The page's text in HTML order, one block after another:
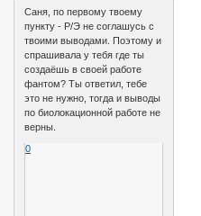
Саня, по первому твоему
пункту - Р/Э не соглашусь с
твоими выводами. Поэтому и
спрашивала у тебя где ты
создаёшь в своей работе
фантом? Ты ответил, тебе
это не нужно, тогда и выводы
по биолокационной работе не
верны.
0